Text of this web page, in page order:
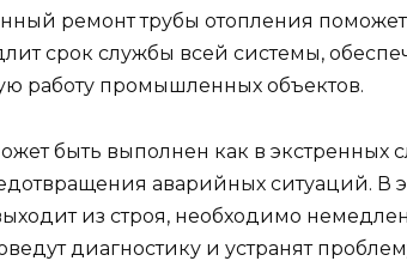
ремонт трубы отопления
срок службы всей системы,
работу промышленных объектов.
быть выполнен как в экстренных
аварийных ситуаций. В
из строя, необходимо
диагностику и устранят